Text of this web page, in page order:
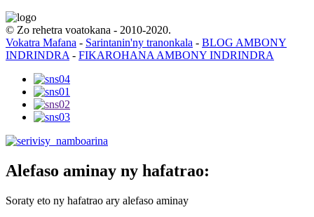
© Zo rehetra voatokana - 2010-2020.
Vokatra Mafana - Sarintanin'ny tranonkala - BLOG AMBONY
INDRINDRA - FIKAROHANA AMBONY INDRINDRA
Alefaso aminay ny hafatrao:
Soraty eto ny hafatrao ary alefaso aminay